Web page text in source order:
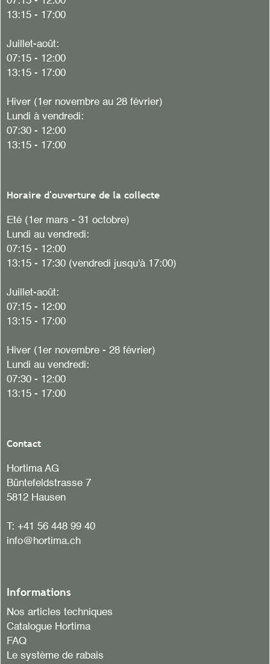
13:15 - 17:00
Juillet-août:
07:15 - 12:00
13:15 - 17:00
Hiver (1er novembre au 28 février)
Lundi à vendredi:
07:30 - 12:00
13:15 - 17:00
Horaire d'ouverture de la collecte
Eté (1er mars - 31 octobre)
Lundi au vendredi:
07:15 - 12:00
13:15 - 17:30 (vendredi jusqu'à 17:00)
Juillet-août:
07:15 - 12:00
13:15 - 17:00
Hiver (1er novembre - 28 février)
Lundi au vendredi:
07:30 - 12:00
13:15 - 17:00
Contact
Hortima AG
Büntefeldstrasse 7
5812 Hausen
T: +41 56 448 99 40
info@hortima.ch
Informations
Nos articles techniques
Catalogue Hortima
FAQ
Le système de rabais